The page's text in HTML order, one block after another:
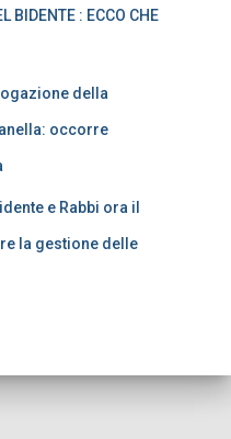
BIDENTE : ECCO CHE
della
occorre
e Rabbi ora il
la gestione delle